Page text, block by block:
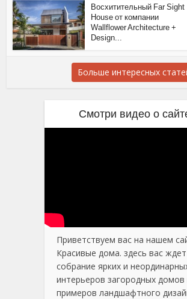
Восхитительный Far Sight
House от компании
Wallflower Architecture +
Design...
Больше интересных
Смотри видео о
Приветствуем вас на нашем
Красивые дома. здесь вас ждет
собрание ярких и
интерьеров загородных домов
примеров ландшафтного